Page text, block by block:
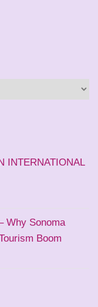
INTERNATIONAL
Why Sonoma
Boom